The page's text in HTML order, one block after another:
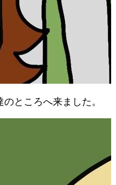
ところへ来ました。